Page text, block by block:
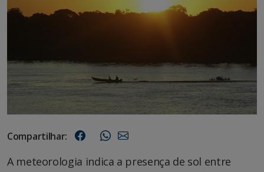
Compartilhar:
A meteorologia indica a presença de sol entre